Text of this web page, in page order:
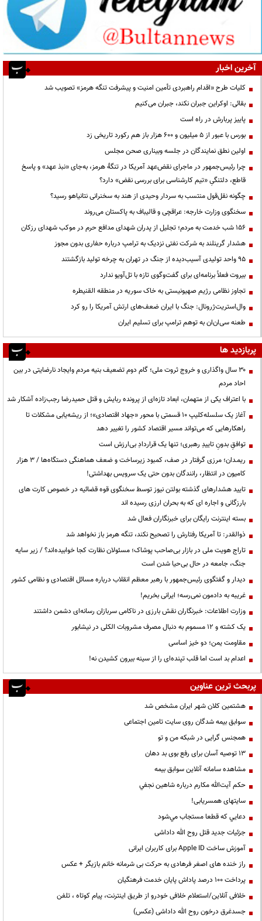
آخرین اخبار
کلیات طرح «اقدام راهبردی تأمین امنیت و پیشرفت تنگه هرمز» تصویب شد
بقائی: اوکراین جبران نکند، جبران می‌کنیم
پاییز پربارش در راه است
بورس با عبور از ۵ میلیون و ۶۰۰ هزار باز هم رکورد تاریخی زد
اولین نطق نمایندگان در جلسه وبیناری صحن مجلس
چرا رئیس‌جمهور در ماجرای نقض‌عهد آمریکا در تنگهٔ هرمز، به‌جای «نبذ عهد» و پاسخ
قاطع، دلتنگیِ «تیم کارشناسی برای بررسی نقض» دارد؟
چگونه نقل‌قول منتسب به سردار وحیدی از هند به سخنرانی نتانیاهو رسید؟
سخنگوی وزارت خارجه: عراقچی و قالیباف به پاکستان می‌روند
۱۵۶ شب خدمت به مردم؛ تجلیل از پدران شهدای مدافع حرم در موکب شهدای رزکان
هشدار گرینلند به شرکت نفتی نزدیک به ترامپ درباره حفاری بدون مجوز
95 واحد تولیدی آسیب‌دیده از جنگ در تهران به چرخه تولید بازگشتند
بیروت فعلاً برنامه‌ای برای گفت‌وگوی تازه با تل‌آویو ندارد
تجاوز نظامی رژیم صهیونیستی به خاک سوریه در منطقه القنیطره
وال‌استریت‌ژرونال: جنگ با ایران ضعف‌های ارتش آمریکا را رو کرد
طعنه سی‌ان‌ان به توهم ترامپ برای تسلیم ایران
پربازدید ها
۳۰ سال واگذاری و خروج ثروت ملی؛ گام دوم تضعیف بنیه مردم وایجاد نارضایتی در بین
احاد مردم
با اعتراف یکی از متهمان، ابعاد تازه‌ای از پرونده ربایش و قتل حمیدرضا رجب‌زاده آشکار شد
آغاز یک سلسله‌کلیپ ۱۰ قسمتی با محور «جهاد اقتصادی»؛ از ریشه‌یابی مشکلات تا
راهکارهایی که می‌تواند مسیر اقتصاد کشور را تغییر دهد
توافقِ بدونِ تاییدِ رهبری؛ تنها یک قراردادِ بی‌ارزش است
ریمـدان؛ مرزی گرفتار در صف، کمبود زیرساخت و ضعف هماهنگی دستگاه‌ها / ۳ هزار
کامیون در انتظار، رانندگان بدون حتی یک سرویس بهداشتی!
تایید هشدارهای گذشته بولتن نیوز توسط سخنگوی قوه قضائیه در خصوص کارت های
بارزگانی و اجاره ای که به بحران ارزی رسیده اند
بسته اینترنت رایگان برای خبرنگاران فعال شد
ذوالقدر: تا آمریکا رفتارش را تصحیح نکند، تنگه هرمز باز نخواهد شد
تاراج هویت ملی در بازار بی‌صاحب پوشاک؛ مسئولان نظارت کجا خوابیده‌اند؟ / زیر سایه
جنگ، جامعه در حال بی‌حیا شدن است
دیدار و گفتگوی رئیس‌جمهور با رهبر معظم انقلاب درباره مسائل اقتصادی و نظامی کشور
غریبه به دادمون نمی‌رسه؛ ایرانی بخریم!
وزارت اطلاعات: خبرنگاران نقش بارزی در ناکامی سربازان رسانه‌ای دشمن داشتند
یک کشته و ۱۲ مسموم به دنبال مصرف مشروبات الکلی در نیشابور
مقاومت یمن؛ دو خیز اساسی
اعدام بد است اما قلب تپنده‌ای را از سینه بیرون کشیدن نه!
پربحث ترین عناوین
هشتمین کلان شهر ایران مشخص شد
سوابق بیمه شدگان روی سایت تامین اجتماعی
همجنس گرایی در شبکه من و تو
13 توصیه آسان برای رفع بوی بد دهان
مشاهده سامانه آنلاين سوابق بیمه
حكم آيت‌الله مكارم درباره شاهين نجفي
سایتهای همسریابی!
دعايي كه قطعا مستجاب مي‌شود
جزئیات جدید قتل روح الله داداشی
آموزش ساخت Apple ID برای کاربران ایرانی
راز خنده های اصغر فرهادی به حرکت بی شرمانه خانم بازیگر + عکس
پرداخت ۱۰۰ درصد پاداش پایان خدمت فرهنگیان
خلافی آنلاین/استعلام خلافی خودرو از طریق اینترنت، پیام کوتاه ، تلفن
جسدغرق درخون روح الله داداشی (عکس)